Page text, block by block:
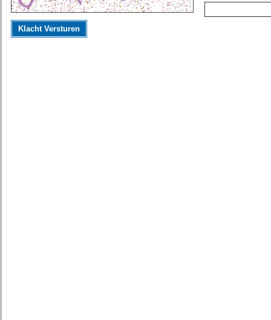
Klacht Versturen